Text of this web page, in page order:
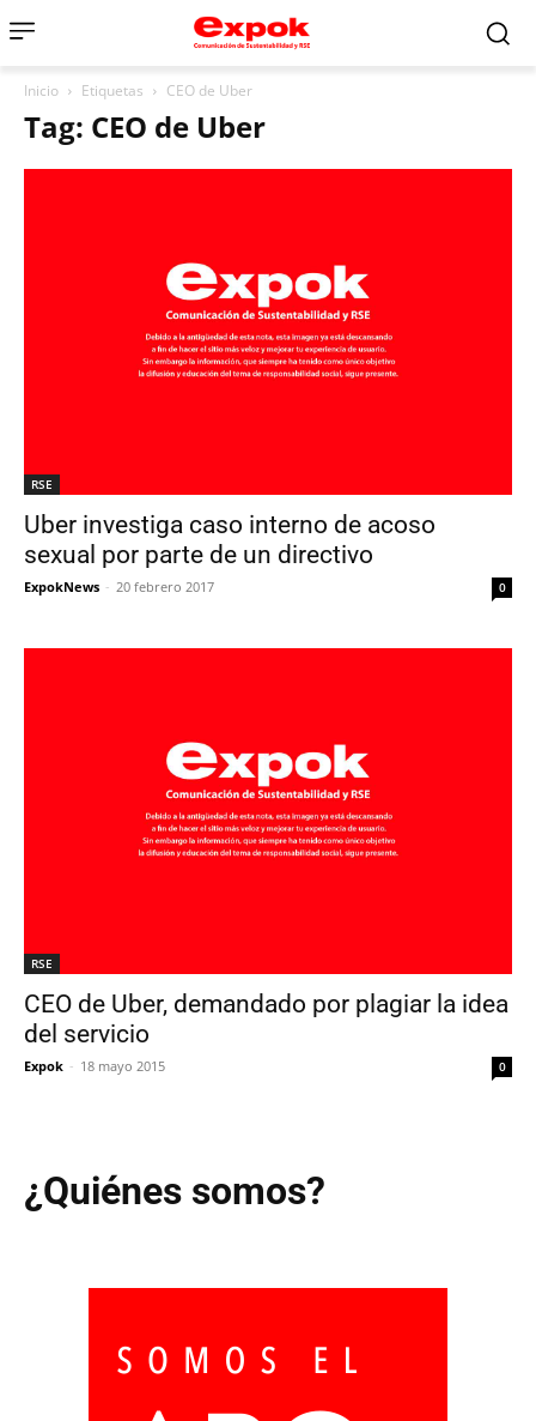
Inicio Etiquetas CEO de Uber
Tag: CEO de Uber
RSE
Uber investiga caso interno de acoso
sexual por parte de un directivo
ExpokNews - 20 febrero 2017 0
RSE
CEO de Uber, demandado por plagiar la idea
del servicio
Expok - 18 mayo 2015 0
¿Quiénes somos?